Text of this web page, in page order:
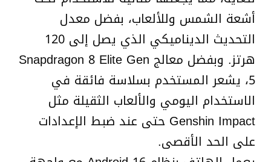
أشعة الشمس وللألعاب، بفضل معدل
التحديث الديناميكي الذي يصل إلى 120
هرتز. وبفضل معالج Snapdragon 8 Elite Gen
5، يشعر المستخدم بسلاسة فائقة في
الاستخدام اليومي والألعاب الثقيلة مثل
Genshin Impact حتى عند ضبط الإعدادات
على الحد الأقصى.